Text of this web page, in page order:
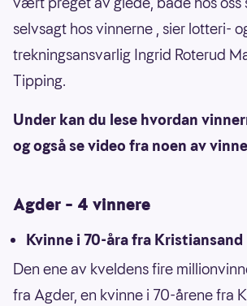
selvsagt hos vinnerne , sier lotteri-
trekningsansvarlig Ingrid Roterud
Tipping.
Under kan du lese hvordan
og også se video fra noen av
Agder – 4 vinnere
Kvinne i 70-åra fra Kristiansand
Den ene av kveldens fire
fra Agder, en kvinne i 70-årene fra